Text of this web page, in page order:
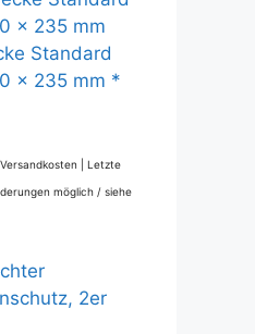
Standard
x 235 mm *
| Letzte
möglich / siehe